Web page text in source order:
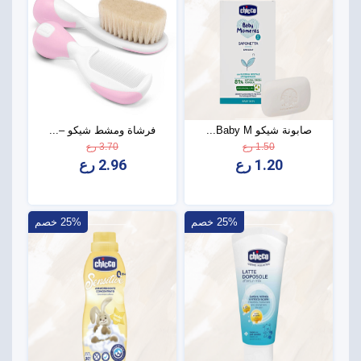
صابونة شيكو Baby M...
1.50 رع
1.20 رع
فرشاة ومشط شيكو –...
3.70 رع
2.96 رع
25% خصم 25% خصم